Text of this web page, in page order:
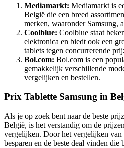
Mediamarkt: Mediamarkt is
België die een breed
merken, waaronder Samsung,
Coolblue: Coolblue staat
elektronica en biedt ook een
tablets tegen concurrerende
Bol.com: Bol.com is een
gemakkelijk verschillende
vergelijken en bestellen.
Prix Tablette Samsung in
Als je op zoek bent naar de beste
België, is het verstandig om de
vergelijken. Door het vergelijken
besparen en de beste deal vinden